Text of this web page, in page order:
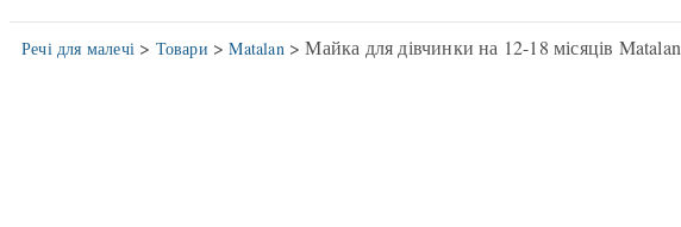
Речі для малечі > Товари >Matalan > Майка для дівчинки на 12-18 місяців Matalan